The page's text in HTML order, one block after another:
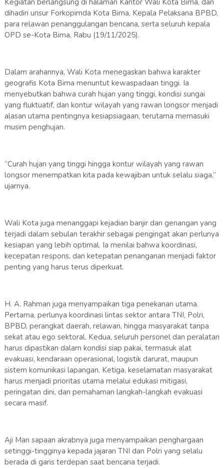
Kegiatan berlangsung di halaman Kantor Wali Kota Bima, dan
dihadiri unsur Forkopimda Kota Bima, Kepala Pelaksana BPBD,
para relawan penanggulangan bencana, serta seluruh kepala
OPD se-Kota Bima, Rabu (19/11/2025).
Dalam arahannya, Wali Kota menegaskan bahwa karakter
geografis Kota Bima menuntut kewaspadaan tinggi. Ia
menyebutkan bahwa curah hujan yang tinggi, kondisi sungai
yang fluktuatif, dan kontur wilayah yang rawan longsor menjadi
alasan utama pentingnya kesiapsiagaan, terutama memasuki
musim penghujan.
“Curah hujan yang tinggi hingga kontur wilayah yang rawan
longsor menempatkan kita pada kewajiban untuk selalu siaga,”
ujarnya.
Wali Kota juga menanggapi kejadian banjir dan genangan yang
terjadi dalam sebulan terakhir sebagai pengingat akan perlunya
kesiapan yang lebih optimal. Ia menilai bahwa koordinasi,
kecepatan respons, dan ketepatan penanganan menjadi faktor
penting yang harus terus diperkuat.
H. A. Rahman juga menyampaikan tiga penekanan utama.
Pertama, perlunya koordinasi lintas sektor antara TNI, Polri,
BPBD, perangkat daerah, relawan, hingga masyarakat tanpa
sekat atau ego sektoral. Kedua, seluruh personel dan peralatan
harus dipastikan dalam kondisi siap pakai, termasuk alat
evakuasi, kendaraan operasional, logistik darurat, maupun
sistem komunikasi lapangan. Ketiga, keselamatan masyarakat
harus menjadi prioritas utama melalui edukasi mitigasi,
peringatan dini, dan pemahaman langkah-langkah evakuasi
secara masif.
Aji Man sapaan akrabnya juga menyampaikan penghargaan
setinggi-tingginya kepada jajaran TNI dan Polri yang selalu
berada di garis terdepan saat bencana terjadi.